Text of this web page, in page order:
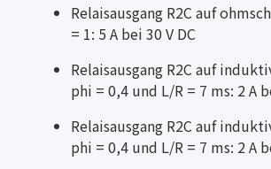
Relaisausgang R2C auf
= 1: 5 A bei 30 V DC
Relaisausgang R2C auf
phi = 0,4 und L/R = 7 ms: 2 A
Relaisausgang R2C auf
phi = 0,4 und L/R = 7 ms: 2 A